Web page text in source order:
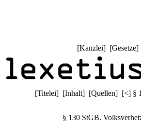
[Kanzlei] [Gesetze]
[Titelei] [Inhalt] [Quellen] [<] §
§ 130 StGB.